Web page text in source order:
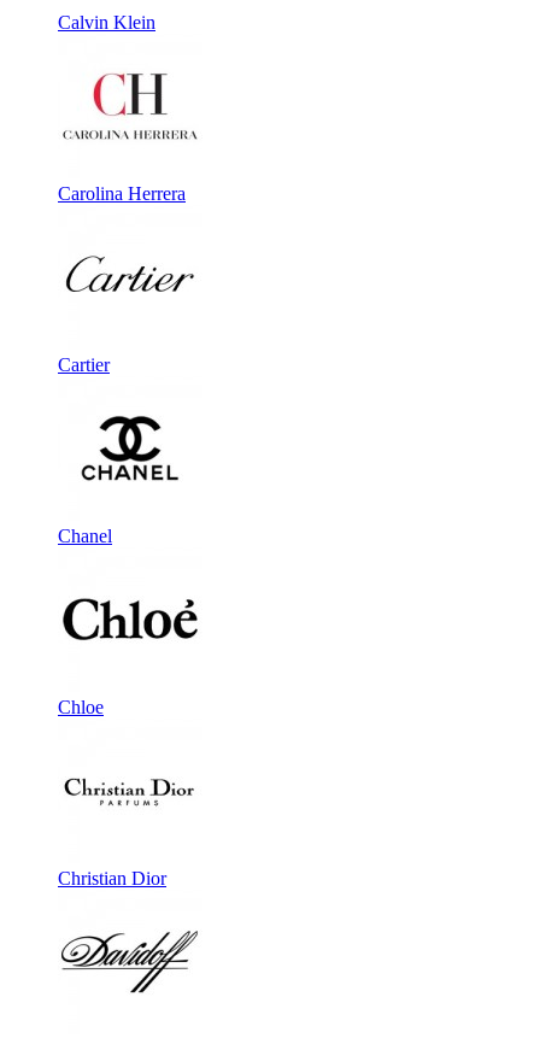
Calvin Klein
Carolina Herrera
Cartier
Chanel
Chloe
Christian Dior